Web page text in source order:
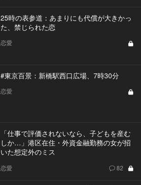
25時の表参道：あまりにも代償が大きかっ
た、禁じられた恋
恋愛
#東京百景：新橋駅西口広場、7時30分
恋愛
「仕事で評価されないなら、子どもを産む
しか…」港区在住・外資金融勤務の女が招
いた想定外のミス
恋愛 82